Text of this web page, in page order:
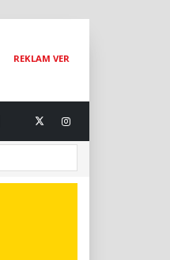
REKLAM VER